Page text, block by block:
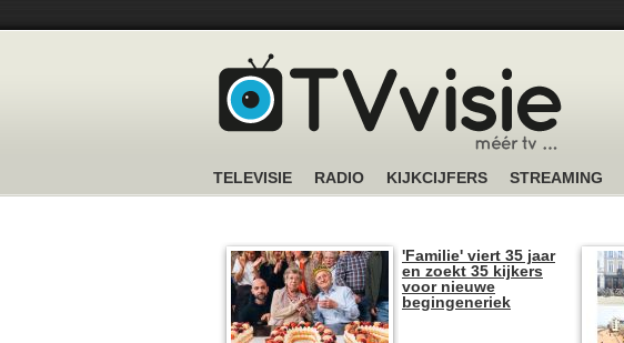
TELEVISIE RADIO KIJKCIJFERS STREAMING
'Familie' viert 35 jaar
en zoekt 35 kijkers
voor nieuwe
begingeneriek